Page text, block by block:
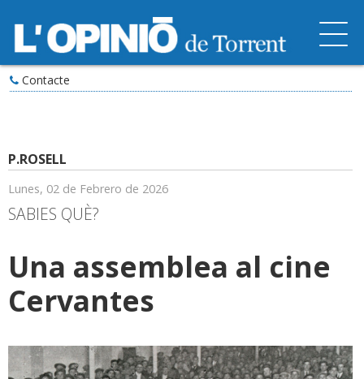
Contacte
P.ROSELL
Lunes, 02 de Febrero de 2026
SABIES QUÈ?
Una assemblea al cine
Cervantes